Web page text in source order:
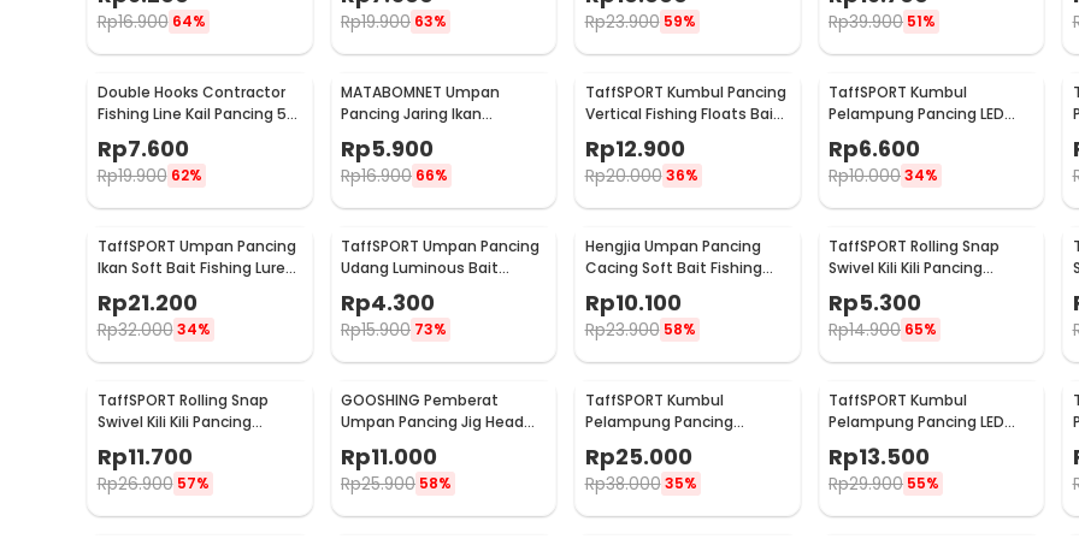
Rp16.900 64% Rp19.900 63% Rp23.900 59% Rp39.900 51%
Double Hooks Contractor
Fishing Line Kail Pancing 50
Rp7.600
Rp19.900 62%
MATABOMNET Umpan
Pancing Jaring Ikan
95 cm - 10118
Rp5.900
Rp16.900 66%
TaffSPORT Kumbul Pancing
Vertical Fishing Floats Bait
Rp12.900
Rp20.000 36%
TaffSPORT Kumbul
Pelampung Pancing LED
Luminous Fishing Float 2
PCS - NT-02
Rp6.600
Rp10.00034%
TaffSPORT Umpan Pancing
Ikan Soft Bait Fishing Lure
Rp21.200
Rp32.000 34%
TaffSPORT Umpan Pancing
Udang Luminous Bait
Fishing Lure 8cm
Rp4.300
Rp15.900 73%
Hengjia Umpan Pancing
Cacing Soft Bait Fishing
Rp10.100
Rp23.900 58%
TaffSPORT Rolling Snap
Swivel Kili Kili Pancing
Konektor Kail 2 8 PCS - S20
Rp5.300
Rp14.900 65%
TaffSPORT Rolling Snap
Swivel Kili Kili Pancing
- MRH10
Rp11.700
Rp26.900 57%
GOOSHING Pemberat
Umpan Pancing Jig Head
Rp11.000
Rp25.900 58%
TaffSPORT Kumbul
Pelampung Pancing
- P016
Rp25.000
Rp38.000 35%
TaffSPORT Kumbul
Pelampung Pancing LED
Luminous Fishing Float 1
PCS - YD03
Rp13.500
Rp29.900 55%